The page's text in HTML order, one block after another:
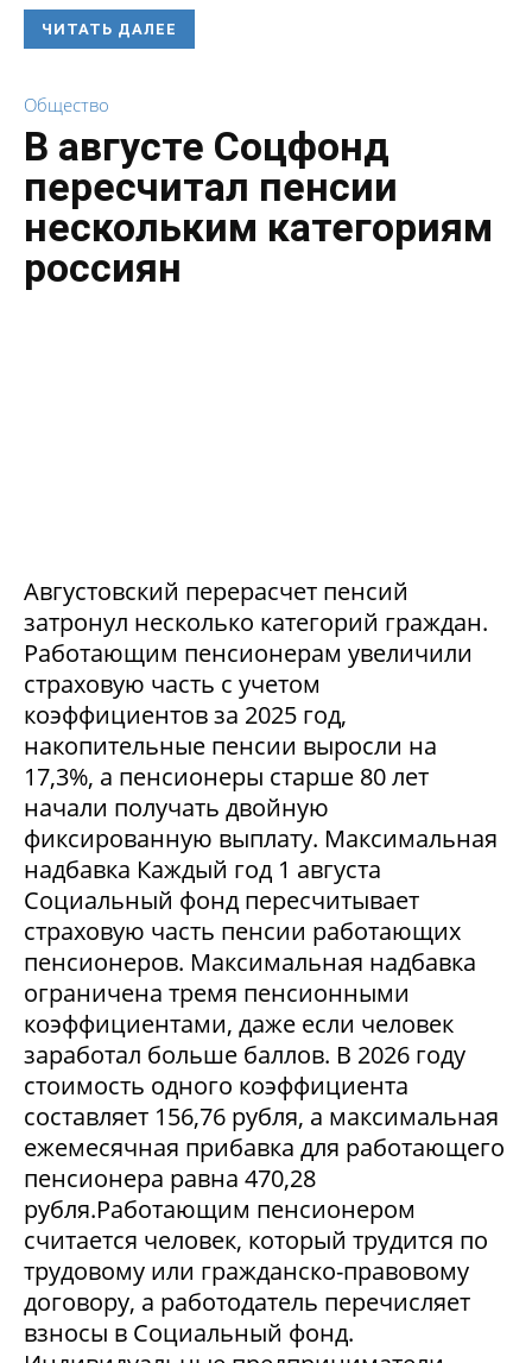
ЧИТАТЬ ДАЛЕЕ
Общество
В августе Соцфонд
пересчитал пенсии
нескольким категориям
россиян
Августовский перерасчет пенсий
затронул несколько категорий граждан.
Работающим пенсионерам увеличили
страховую часть с учетом
коэффициентов за 2025 год,
накопительные пенсии выросли на
17,3%, а пенсионеры старше 80 лет
начали получать двойную
фиксированную выплату. Максимальная
надбавка Каждый год 1 августа
Социальный фонд пересчитывает
страховую часть пенсии работающих
пенсионеров. Максимальная надбавка
ограничена тремя пенсионными
коэффициентами, даже если человек
заработал больше баллов. В 2026 году
стоимость одного коэффициента
составляет 156,76 рубля, а максимальная
ежемесячная прибавка для работающего
пенсионера равна 470,28
рубля.Работающим пенсионером
считается человек, который трудится по
трудовому или гражданско-правовому
договору, а работодатель перечисляет
взносы в Социальный фонд.